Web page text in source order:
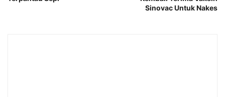
Sinovac Untuk Nakes